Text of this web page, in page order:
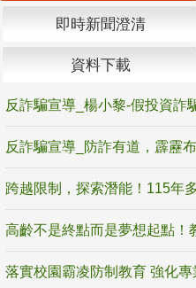
即時新聞澄清
資料下載
反詐騙宣導_楊小黎-假投資詐
落實校園霸凌防制教育 強化